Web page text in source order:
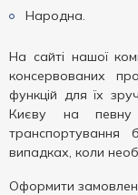
Народна.
На сайті нашої
консервованих
функцій для їх
Києву на певну
випадках, коли
Оформити